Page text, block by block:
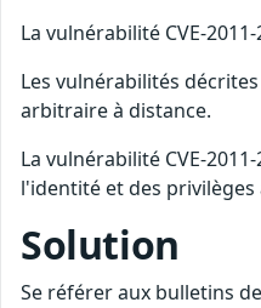
La vulnérabilité CVE-
Les vulnérabilités décrites
arbitraire à distance.
La vulnérabilité CVE-
l'identité et des
Solution
Se référer aux bulletins